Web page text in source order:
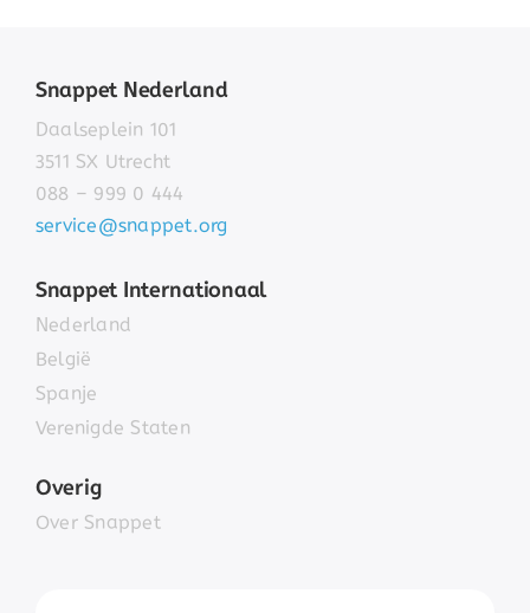
Snappet Nederland
Daalseplein 101
3511 SX Utrecht
088 – 999 0 444
service@snappet.org
Snappet Internationaal
Nederland
België
Spanje
Verenigde Staten
Overig
Over Snappet